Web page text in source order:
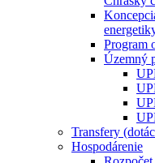
Program
Územný
Transfery
Hospodárenie